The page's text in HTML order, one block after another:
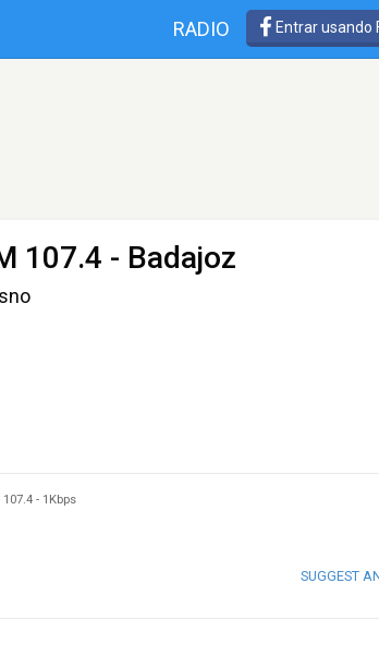
RADIO Entrar usando
107.4 - Badajoz
107.4 - 1Kbps
SUGGEST